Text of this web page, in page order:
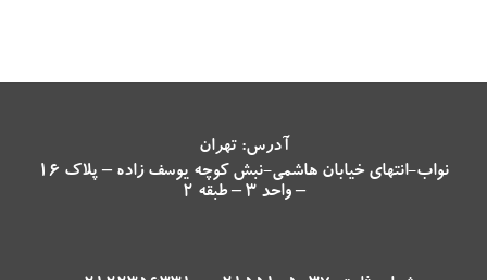
آدرس: تهران
نواب-انتهای خیابان هاشمی-نبش کوچه یوسف زاده – پلاک 16
– واحد 3 – طبقه 2